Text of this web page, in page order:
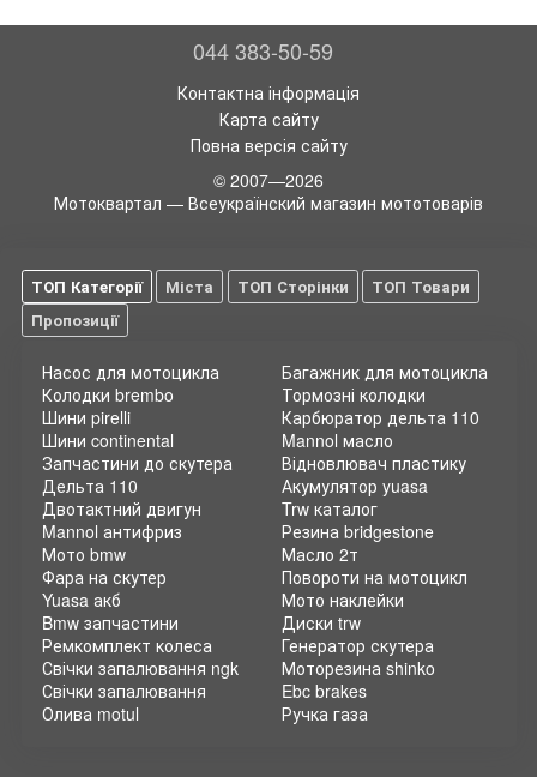
044 383-50-59
Контактна інформація
Карта сайту
Повна версія сайту
© 2007—2026
Мотоквартал — Всеукраїнский магазин мототоварів
ТОП Категорії Міста ТОП Сторінки
ТОП Товари
Пропозиції
Насос для мотоцикла
Колодки brembo
Шини pirelli
Шини continental
Запчастини до скутера
Дельта 110
Двотактний двигун
Mannol антифриз
Багажник для мотоцикла
Тормозні колодки
Карбюратор дельта 110
Mannol масло
Відновлювач пластику
Акумулятор yuasa
Trw каталог
Резина bridgestone
Мото bmw
Фара на скутер
Yuasa акб
Bmw запчастини
Ремкомплект колеса
Свічки запалювання ngk
Свічки запалювання
Олива motul
Масло 2т
Повороти на мотоцикл
Мото наклейки
Диски trw
Генератор скутера
Моторезина shinko
Ebc brakes
Ручка газа